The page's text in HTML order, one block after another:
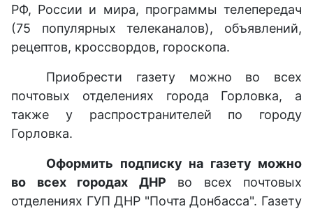
РФ, России и мира, программы телепередач
(75 популярных телеканалов), объявлений,
рецептов, кроссвордов, гороскопа.
Приобрести газету можно во всех
почтовых отделениях города Горловка, а
также у распространителей по городу
Горловка.
Оформить подписку на газету можно
во всех городах ДНР во всех почтовых
отделениях ГУП ДНР "Почта Донбасса". Газету